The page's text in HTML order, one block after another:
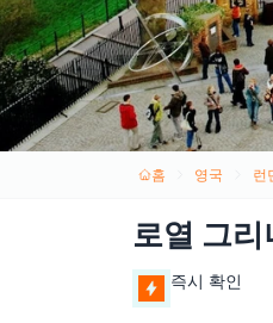
홈 영국 런
로열 그
즉시 확인